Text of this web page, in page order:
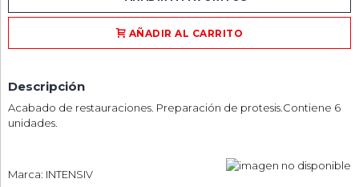
AÑADIR AL CARRITO
Descripción
Acabado de restauraciones. Preparación de protesis.Contiene 6
unidades.
Marca: INTENSIV